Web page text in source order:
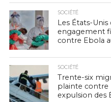
SOCIÉTÉ
Les États-
engagement
contre Ebola
SOCIÉTÉ
Trente-six
plainte contre
expulsion des